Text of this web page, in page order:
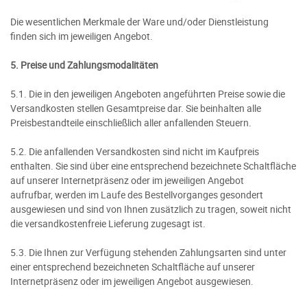
Die wesentlichen Merkmale der Ware und/oder Dienstleistung
finden sich im jeweiligen Angebot.
5. Preise und Zahlungsmodalitäten
5.1. Die in den jeweiligen Angeboten angeführten Preise sowie die
Versandkosten stellen Gesamtpreise dar. Sie beinhalten alle
Preisbestandteile einschließlich aller anfallenden Steuern.
5.2. Die anfallenden Versandkosten sind nicht im Kaufpreis
enthalten. Sie sind über eine entsprechend bezeichnete Schaltfläche
auf unserer Internetpräsenz oder im jeweiligen Angebot
aufrufbar, werden im Laufe des Bestellvorganges gesondert
ausgewiesen und sind von Ihnen zusätzlich zu tragen, soweit nicht
die versandkostenfreie Lieferung zugesagt ist.
5.3. Die Ihnen zur Verfügung stehenden Zahlungsarten sind unter
einer entsprechend bezeichneten Schaltfläche auf unserer
Internetpräsenz oder im jeweiligen Angebot ausgewiesen.